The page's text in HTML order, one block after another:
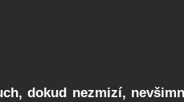
dokud nezmizí,